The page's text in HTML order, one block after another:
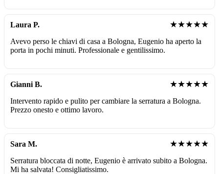
Laura P. ★★★★★
Avevo perso le chiavi di casa a Bologna, Eugenio ha aperto la
porta in pochi minuti. Professionale e gentilissimo.
Gianni B. ★★★★★
Intervento rapido e pulito per cambiare la serratura a Bologna.
Prezzo onesto e ottimo lavoro.
Sara M. ★★★★★
Serratura bloccata di notte, Eugenio è arrivato subito a Bologna.
Mi ha salvata! Consigliatissimo.